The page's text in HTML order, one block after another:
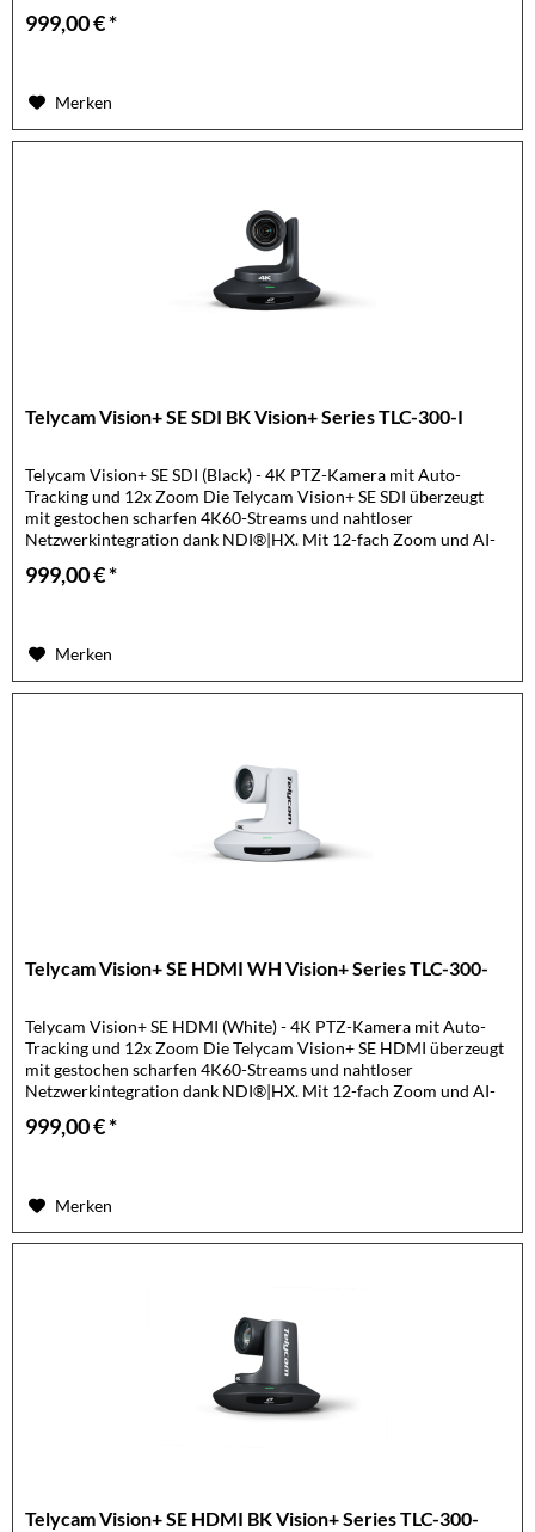
999,00 € *
Merken
Telycam Vision+ SE SDI BK Vision+ Series TLC-300-I
Telycam Vision+ SE SDI (Black) - 4K PTZ-Kamera mit Auto-
Tracking und 12x Zoom Die Telycam Vision+ SE SDI überzeugt
mit gestochen scharfen 4K60-Streams und nahtloser
Netzwerkintegration dank NDI®|HX. Mit 12-fach Zoom und AI-
999,00 € *
Merken
Telycam Vision+ SE HDMI WH Vision+ Series TLC-300-
Telycam Vision+ SE HDMI (White) - 4K PTZ-Kamera mit Auto-
Tracking und 12x Zoom Die Telycam Vision+ SE HDMI überzeugt
mit gestochen scharfen 4K60-Streams und nahtloser
Netzwerkintegration dank NDI®|HX. Mit 12-fach Zoom und AI-
999,00 € *
Merken
Telycam Vision+ SE HDMI BK Vision+ Series TLC-300-